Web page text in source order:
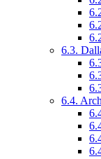
6.3.
6.4.